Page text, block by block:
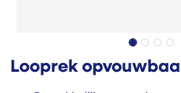
Looprek